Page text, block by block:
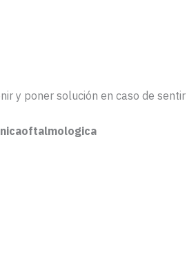
y poner solución en caso de